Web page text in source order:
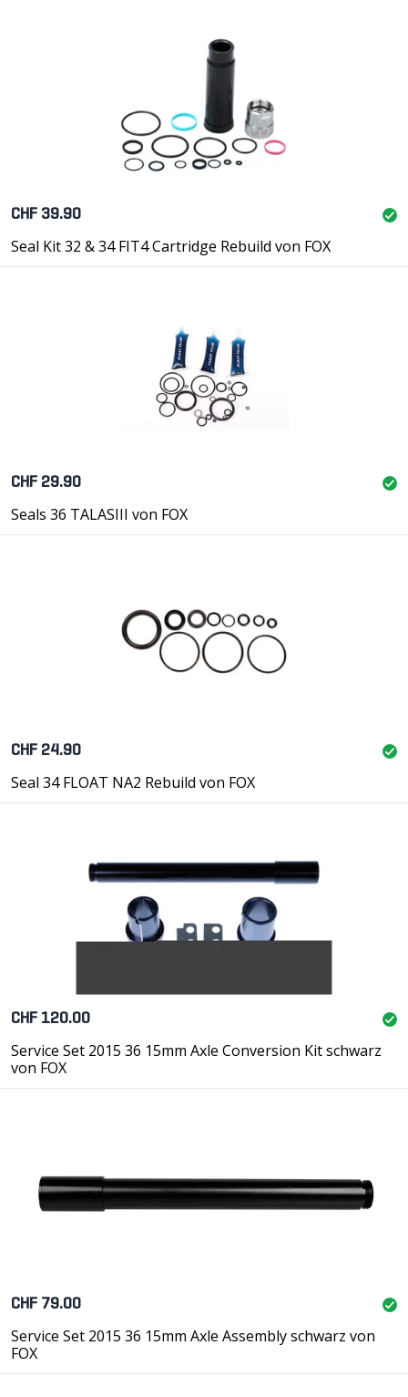
CHF 39.90
Seal Kit 32 & 34 FIT4 Cartridge Rebuild von FOX
CHF 29.90
Seals 36 TALASIII von FOX
CHF 24.90
Seal 34 FLOAT NA2 Rebuild von FOX
CHF 120.00
Service Set 2015 36 15mm Axle Conversion Kit schwarz
von FOX
CHF 79.00
Service Set 2015 36 15mm Axle Assembly schwarz von
FOX